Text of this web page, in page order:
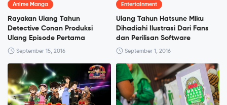
Anime Manga
Rayakan Ulang Tahun
Detective Conan Produksi
Ulang Episode Pertama
September 15, 2016
Entertainment
Ulang Tahun Hatsune Miku
Dihadiahi Ilustrasi Dari Fans
dan Perilisan Software
September 1, 2016